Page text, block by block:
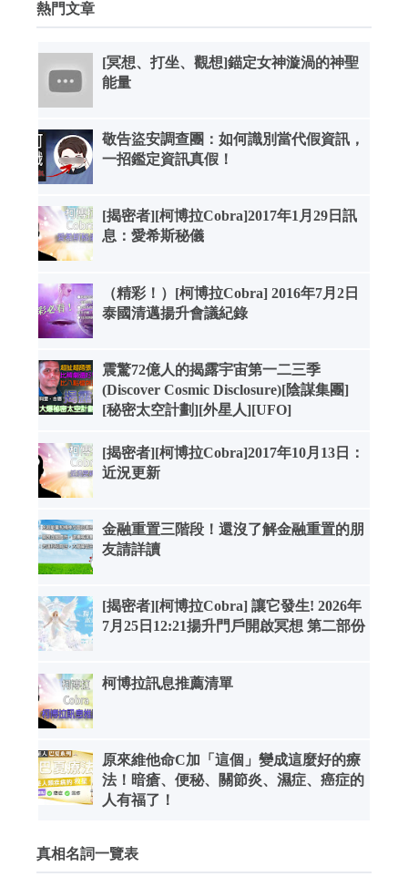
熱門文章
[冥想、打坐、觀想]錨定女神漩渦的神聖
能量
敬告盜安調查團：如何識別當代假資訊，
一招鑑定資訊真假！
[揭密者][柯博拉Cobra]2017年1月29日訊
息：愛希斯秘儀
（精彩！）[柯博拉Cobra] 2016年7月2日
泰國清邁揚升會議紀錄
震驚72億人的揭露宇宙第一二三季
(Discover Cosmic Disclosure)[陰謀集團]
[秘密太空計劃][外星人][UFO]
[揭密者][柯博拉Cobra]2017年10月13日：
近況更新
金融重置三階段！還沒了解金融重置的朋
友請詳讀
[揭密者][柯博拉Cobra] 讓它發生! 2026年
7月25日12:21揚升門戶開啟冥想 第二部份
柯博拉訊息推薦清單
原來維他命C加「這個」變成這麼好的療
法！暗瘡、便秘、關節炎、濕症、癌症的
人有福了！
真相名詞一覽表